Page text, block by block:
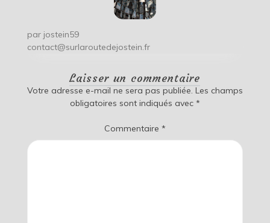
par jostein59
contact@surlaroutedejostein.fr
Laisser un commentaire
Votre adresse e-mail ne sera pas publiée. Les champs
obligatoires sont indiqués avec *
Commentaire *